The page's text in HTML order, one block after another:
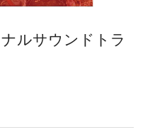
ルサウンドトラ